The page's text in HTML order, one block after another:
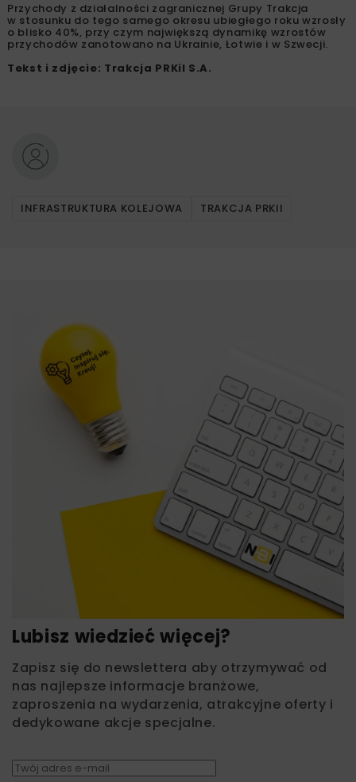
Przychody z działalności zagranicznej Grupy Trakcja
w stosunku do tego samego okresu ubiegłego roku wzrosły
o blisko 40%, przy czym największą dynamikę wzrostów
przychodów zanotowano na Ukrainie, Łotwie i w Szwecji.
Tekst i zdjęcie: Trakcja PRKiI S.A.
INFRASTRUKTURA KOLEJOWA TRAKCJA PRKII
Lubisz wiedzieć więcej?
Zapisz się do newslettera aby otrzymywać od
nas najlepsze informacje branżowe,
zaproszenia na wydarzenia, atrakcyjne oferty i
dedykowane akcje specjalne.